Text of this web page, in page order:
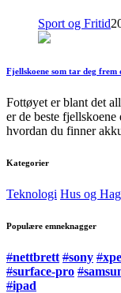
Sport og Fritid
Fjellskoene som tar deg frem
Fottøyet er blant det
er de beste
hvordan du finner
Kategorier
Teknologi Hus og
Populære emneknagger
#nettbrett #sony #
#surface-pro #
#ipad